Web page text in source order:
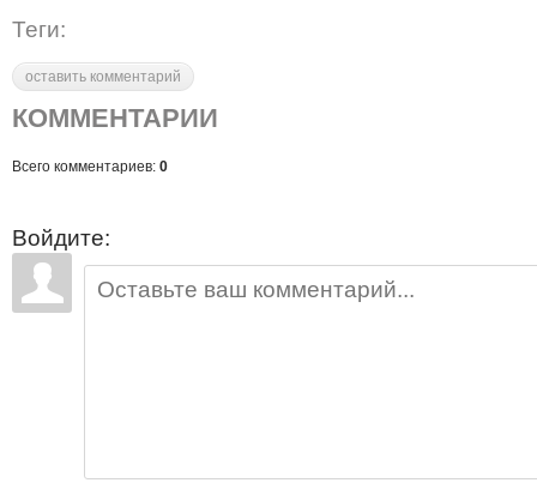
Теги:
оставить комментарий
КОММЕНТАРИИ
Всего комментариев: 0
Войдите: